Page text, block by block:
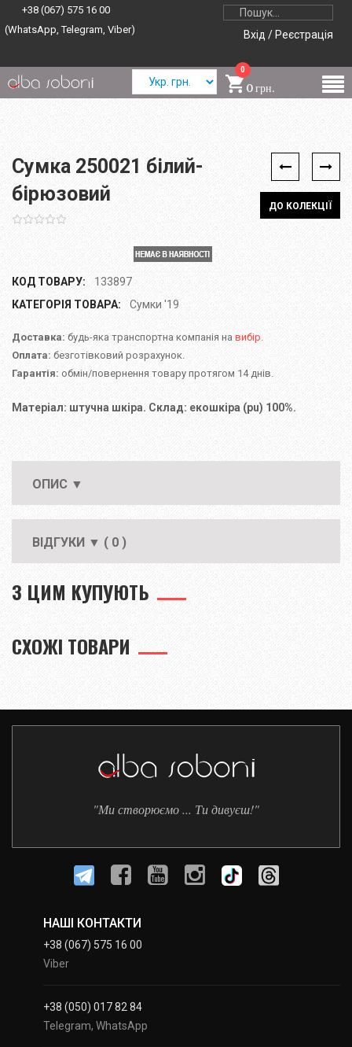
+38 (067) 575 16 00
(WhatsApp, Telegram, Viber)
Вхід / Реєстрація
0
0 грн.
ДО КОЛЕКЦІЇ
Сумка 250021 білий-
бірюзовий
КОД ТОВАРУ:
133897
КАТЕГОРІЯ ТОВАРА:
Сумки '19
Доставка: будь-яка транспортна компанія на вибір.
Оплата: безготівковий розрахунок.
Гарантія: обмін/повернення товару протягом 14 днів.
Матеріал: штучна шкіра. Склад: екошкіра (pu) 100%.
ОПИС ▼
ВІДГУКИ ▼ ( 0 )
З ЦИМ КУПУЮТЬ
СХОЖІ ТОВАРИ
"Ми створюємо ... Ти дивуєш!"
НАШІ КОНТАКТИ
+38 (067) 575 16 00
Viber
+38 (050) 017 82 84
Telegram, WhatsApp